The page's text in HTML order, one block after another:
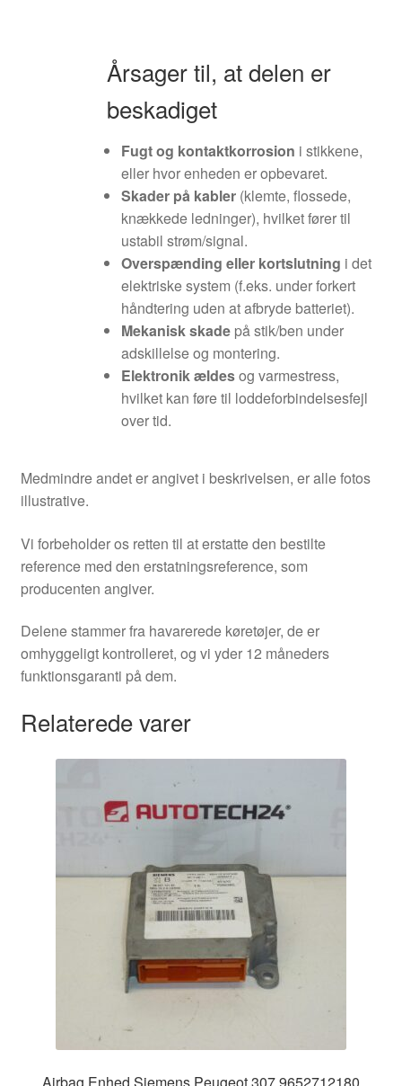
Årsager til, at delen er
beskadiget
Fugt og kontaktkorrosion i stikkene,
eller hvor enheden er opbevaret.
Skader på kabler(klemte, flossede,
knækkede ledninger), hvilket fører til
ustabil strøm/signal.
Overspænding eller kortslutning i det
elektriske system (f.eks. under forkert
håndtering uden at afbryde batteriet).
Mekanisk skadepå stik/ben under
adskillelse og montering.
Elektronik ældesog varmestress,
hvilket kan føre til loddeforbindelsesfejl
over tid.
Medmindre andet er angivet i beskrivelsen, er alle fotos
illustrative.
Vi forbeholder os retten til at erstatte den bestilte
reference med den erstatningsreference, som
producenten angiver.
Delene stammer fra havarerede køretøjer, de er
omhyggeligt kontrolleret, og vi yder 12 måneders
funktionsgaranti på dem.
Relaterede varer
Airbag Enhed Siemens Peugeot 307 9652712180